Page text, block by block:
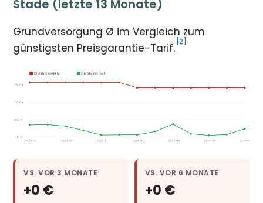
Stade (letzte 13 Monate)
Grundversorgung Ø im Vergleich zum
günstigsten Preisgarantie-Tarif. [2]
VS. VOR 3 MONATE
+0 €
VS. VOR 6 MONATE
+0 €